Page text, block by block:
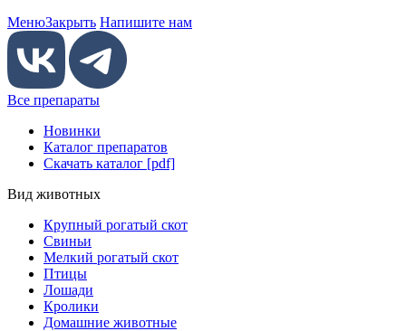
МенюЗакрыть Напишите нам
Все препараты
Новинки
Каталог препаратов
Скачать каталог [pdf]
Вид животных
Крупный рогатый скот
Свиньи
Мелкий рогатый скот
Птицы
Лошади
Кролики
Домашние животные